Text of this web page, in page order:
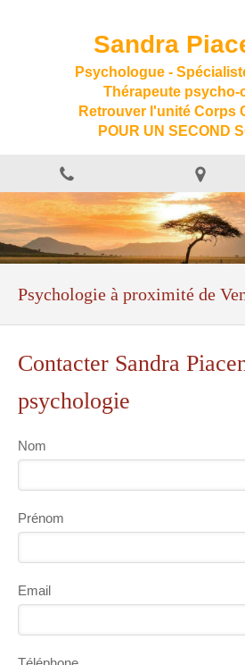
Sandra
Psychologue -
Thérapeute psycho-
Retrouver l'unité Corps
POUR UN SECOND
Psychologie à proximité de
Contacter Sandra
psychologie
Nom
Prénom
Email